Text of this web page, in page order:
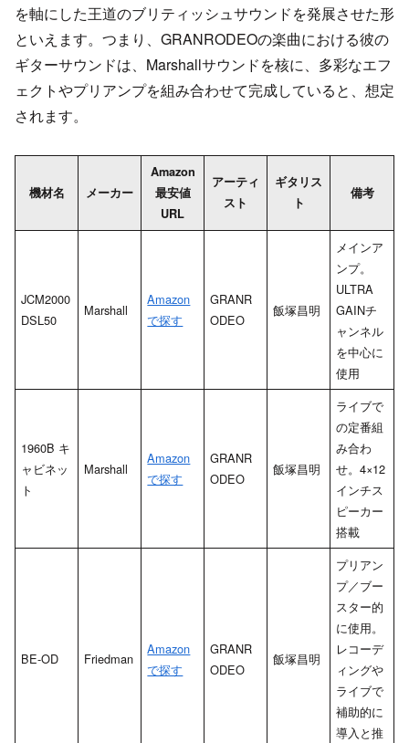
を軸にした王道のブリティッシュサウンドを発展させた形
といえます。つまり、GRANRODEOの楽曲における彼の
ギターサウンドは、Marshallサウンドを核に、多彩なエフ
ェクトやプリアンプを組み合わせて完成していると、想定
されます。
機材名 メーカー
Amazon
最安値
URL
アーティ
スト
ギタリス
ト
備考
JCM2000
DSL50
Marshall
Amazon
で探す
GRANR
ODEO
飯塚昌明
メインア
ンプ。
ULTRA
GAINチ
ャンネル
を中心に
使用
1960B キ
ャビネッ
ト
Marshall
Amazon
で探す
GRANR
ODEO
飯塚昌明
ライブで
の定番組
み合わ
せ。4×12
インチス
ピーカー
搭載
BE-OD Friedman
Amazon
で探す
GRANR
ODEO
飯塚昌明
プリアン
プ／ブー
スター的
に使用。
レコーデ
ィングや
ライブで
補助的に
導入と推